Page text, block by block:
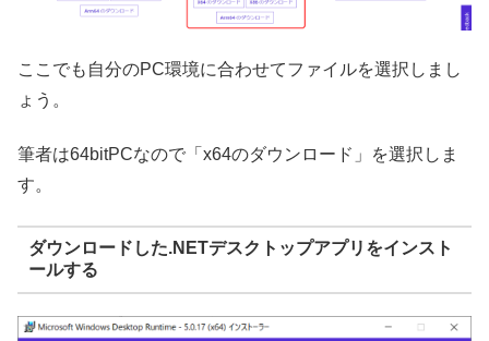
ここでも自分のPC環境に合わせてファイルを選択しまし
ょう。
筆者は64bitPCなので「x64のダウンロード」を選択しま
す。
ダウンロードした.NETデスクトップアプリをインスト
ールする